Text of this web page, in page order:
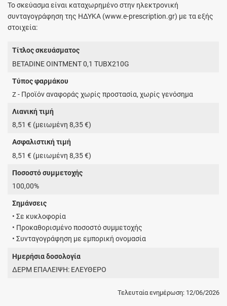
Το σκεύασμα είναι καταχωρημένο στην ηλεκτρονική
συνταγογράφηση της ΗΔΥΚΑ (www.e-prescription.gr) με τα εξής
στοιχεία:
Τίτλος σκευάσματος
BETADINE OINTMENT 0,1 TUBX210G
Τύπος φαρμάκου
Z - Προϊόν αναφοράς χωρίς προστασία, χωρίς γενόσημα
Λιανική τιμή
8,51 € (μειωμένη 8,35 €)
Ασφαλιστική τιμή
8,51 € (μειωμένη 8,35 €)
Ποσοστό συμμετοχής
100,00%
Σημάνσεις
• Σε κυκλοφορία
• Προκαθορισμένο ποσοστό συμμετοχής
• Συνταγογράφηση με εμπορική ονομασία
Ημερήσια δοσολογία
ΔΕΡΜ ΕΠΑΛΕΙΨΗ: ΕΛΕΥΘΕΡΟ
Τελευταία ενημέρωση: 12/06/2026